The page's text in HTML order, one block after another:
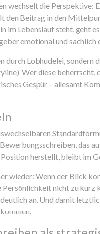
wechselt die Perspektive:
den Beitrag in den
im Lebenslauf steht, geht
emotional und sachlich
durch Lobhudelei, sondern
Wer diese
Gespür – allesamt
das
herstellt, bleibt im
wieder: Wenn der Blick
nicht zu kurz
an. Und damit